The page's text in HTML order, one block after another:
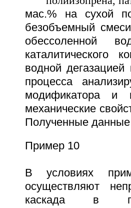
мас.% на сухой
безобъемный
обессоленной
каталитического
водной
процесса
модификатора и
механические
Полученные
Пример 10
В условиях
осуществляют
каскада в